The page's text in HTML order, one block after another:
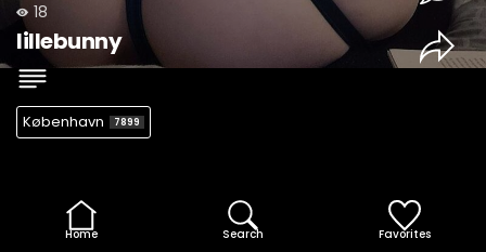
18
lillebunny
København 7899
Home Search Favorites